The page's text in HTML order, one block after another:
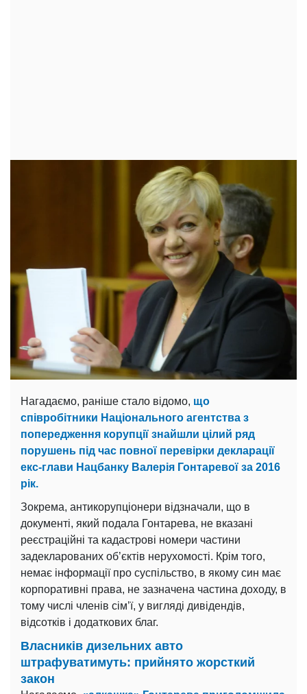
Нагадаємо, раніше стало відомо, що
співробітники Національного агентства з
попередження корупції знайшли цілий ряд
порушень під час повної перевірки декларації
екс-глави Нацбанку Валерія Гонтаревої за 2016
рік.
Зокрема, антикорупціонери відзначали, що в
документі, який подала Гонтарева, не вказані
реєстраційні та кадастрові номери частини
задекларованих об’єктів нерухомості. Крім того,
немає інформації про суспільство, в якому син має
корпоративні права, не зазначена частина доходу, в
тому числі членів сім’ї, у вигляді дивідендів,
відсотків і додаткових благ.
Власників дизельних авто
штрафуватимуть: прийнято жорсткий
закон